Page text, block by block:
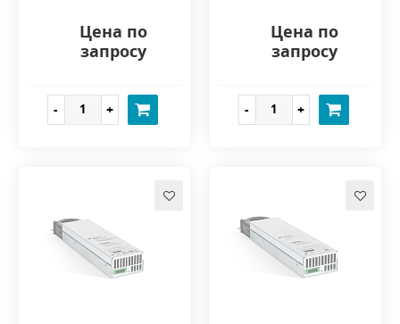
Цена по
запросу
Цена по
запросу